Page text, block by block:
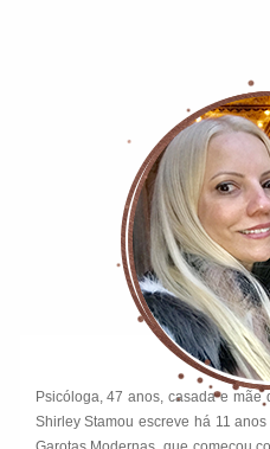
Psicóloga, 47 anos, casada e mãe
Shirley Stamou escreve há 11